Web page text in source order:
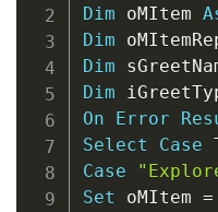
Dim oMItem
Dim
Dim
Dim
On
Error
Select
Case
Case
Set oMItem =